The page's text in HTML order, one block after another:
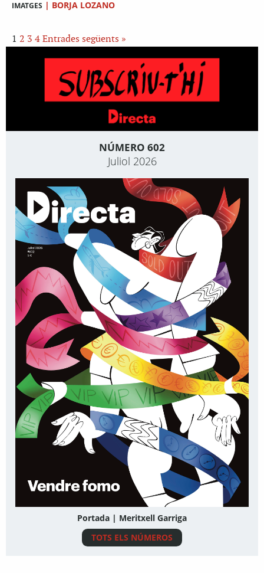
IMATGES | BORJA LOZANO
1 2 3 4 Entrades següents »
NÚMERO 602
Juliol 2026
Portada | Meritxell Garriga
TOTS ELS NÚMEROS